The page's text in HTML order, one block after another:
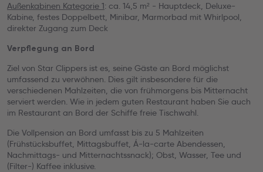
Außenkabinen Kategorie 1: ca. 14,5 m² - Hauptdeck, Deluxe-
Kabine, festes Doppelbett, Minibar, Marmorbad mit Whirlpool,
direkter Zugang zum Deck
Verpflegung an Bord
Ziel von Star Clippers ist es, seine Gäste an Bord möglichst
umfassend zu verwöhnen. Dies gilt insbesondere für die
verschiedenen Mahlzeiten, die von frühmorgens bis Mitternacht
serviert werden. Wie in jedem guten Restaurant haben Sie auch
im Restaurant an Bord der Schiffe freie Tischwahl.
Die Vollpension an Bord umfasst bis zu 5 Mahlzeiten
(Frühstücksbuffet, Mittagsbuffet, Á-la-carte Abendessen,
Nachmittags- und Mitternachtssnack); Obst, Wasser, Tee und
(Filter-) Kaffee inklusive.